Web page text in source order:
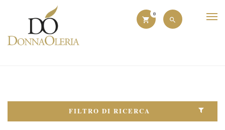
0
FILTRO DI RICERCA